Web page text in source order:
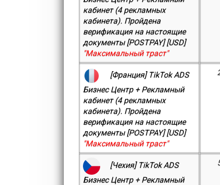
кабинет (4 рекламных
кабинета). Пройдена
верификация на настоящие
документы [POSTPAY] [USD]
"Максимальный траст"
[Франция] TikTok ADS
Бизнес Центр + Рекламный
кабинет (4 рекламных
кабинета). Пройдена
верификация на настоящие
документы [POSTPAY] [USD]
"Максимальный траст"
[Чехия] TikTok ADS
Бизнес Центр + Рекламный